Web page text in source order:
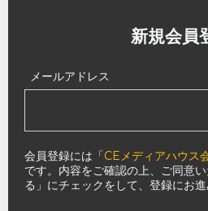
新規会員
メールアドレス
会員登録には「CEメディアハウス
です。内容をご確認の上、ご同意
る」にチェックをして、登録にお進